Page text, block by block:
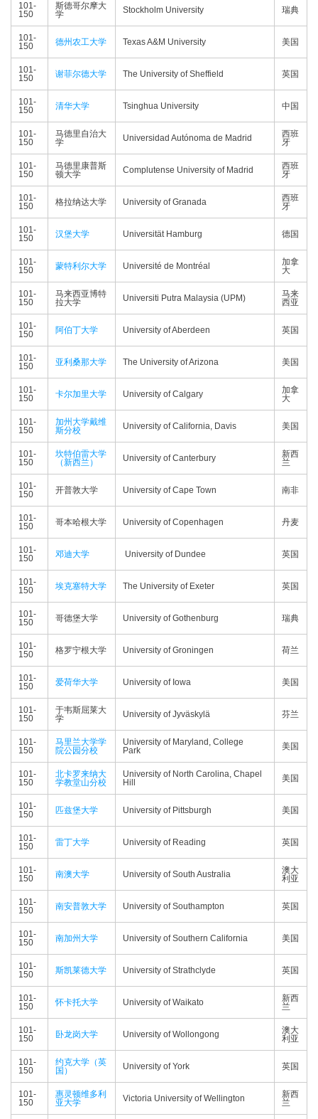
101-
150
斯德哥尔摩大
学
Stockholm University 瑞典
101-
150
德州农工大学 Texas A&M University 美国
101-
150
谢菲尔德大学 The University of Sheffield 英国
101-
150
清华大学 Tsinghua University 中国
101-
150
马德里自治大
学
Universidad Autónoma de Madrid
西班
牙
101-
150
马德里康普斯
顿大学
Complutense University of Madrid
西班
牙
101-
150
格拉纳达大学 University of Granada
西班
牙
101-
150
汉堡大学 Universität Hamburg 德国
101-
150
蒙特利尔大学 Université de Montréal
加拿
大
101-
150
马来西亚博特
拉大学
Universiti Putra Malaysia (UPM)
马来
西亚
101-
150
阿伯丁大学 University of Aberdeen 英国
101-
150
亚利桑那大学 The University of Arizona 美国
101-
150
卡尔加里大学 University of Calgary
加拿
大
101-
150
加州大学戴维
斯分校
University of California, Davis 美国
101-
150
坎特伯雷大学
（新西兰）
University of Canterbury
新西
兰
101-
150
开普敦大学 University of Cape Town 南非
101-
150
哥本哈根大学 University of Copenhagen 丹麦
101-
150
邓迪大学 University of Dundee 英国
101-
150
埃克塞特大学 The University of Exeter 英国
101-
150
哥德堡大学 University of Gothenburg 瑞典
101-
150
格罗宁根大学 University of Groningen 荷兰
101-
150
爱荷华大学 University of Iowa 美国
101-
150
于韦斯屈莱大
学
University of Jyväskylä 芬兰
101-
150
马里兰大学学
院公园分校
University of Maryland, College
Park
美国
101-
150
北卡罗来纳大
学教堂山分校
University of North Carolina, Chapel
Hill
美国
101-
150
匹兹堡大学 University of Pittsburgh 美国
101-
150
雷丁大学 University of Reading 英国
101-
150
南澳大学 University of South Australia
澳大
利亚
101-
150
南安普敦大学 University of Southampton 英国
101-
150
南加州大学 University of Southern California 美国
101-
150
斯凯莱德大学 University of Strathclyde 英国
101-
150
怀卡托大学 University of Waikato
新西
兰
101-
150
卧龙岗大学 University of Wollongong
澳大
利亚
101-
150
约克大学（英
国）
University of York 英国
101-
150
惠灵顿维多利
亚大学
Victoria University of Wellington
新西
兰